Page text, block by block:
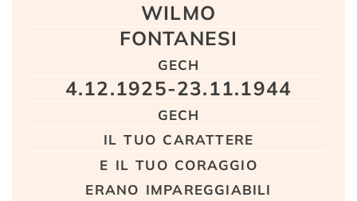
WILMO
FONTANESI
gech
4.12.1925-23.11.1944
gech
il tuo carattere
e il tuo coraggio
erano impareggiabili